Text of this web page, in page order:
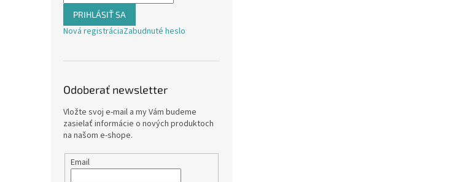
PRIHLÁSIŤ SA
Nová registráciaZabudnuté heslo
Odoberať newsletter
Vložte svoj e-mail a my Vám budeme
zasielať informácie o nových produktoch
na našom e-shope.
Email